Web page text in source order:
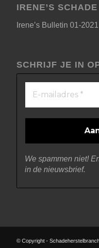
IRENE’S
Irene’s Bulletin 01-2021
SCHRIJF JE IN
We spammen niet!
in de nieuwsbrief.
© Copyright -